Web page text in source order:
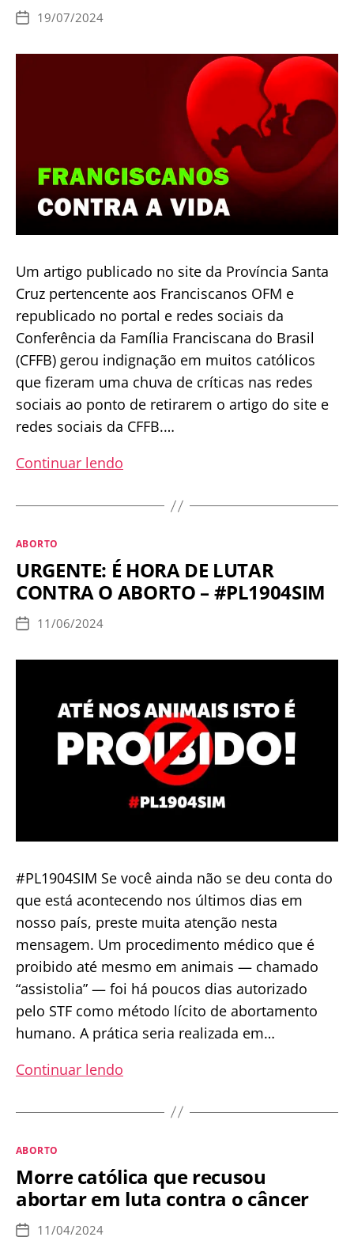
Deputados
Data
publicação
19/07/2024
Um artigo publicado no site da Província Santa
Cruz pertencente aos Franciscanos OFM e
republicado no portal e redes sociais da
Conferência da Família Franciscana do Brasil
(CFFB) gerou indignação em muitos católicos
que fizeram uma chuva de críticas nas redes
sociais ao ponto de retirarem o artigo do site e
redes sociais da CFFB.…
Continuar lendo
a
defendem
o
Brasil!
Categorias
ABORTO
URGENTE: É HORA DE LUTAR
CONTRA O ABORTO – #PL1904SIM
Data
publicação
11/06/2024
#PL1904SIM Se você ainda não se deu conta do
que está acontecendo nos últimos dias em
nosso país, preste muita atenção nesta
mensagem. Um procedimento médico que é
proibido até mesmo em animais — chamado
“assistolia” — foi há poucos dias autorizado
pelo STF como método lícito de abortamento
humano. A prática seria realizada em…
Continuar lendo
HORA
CONTRA
O
Categorias
ABORTO
Morre católica que recusou
abortar em luta contra o câncer
Data11/04/2024